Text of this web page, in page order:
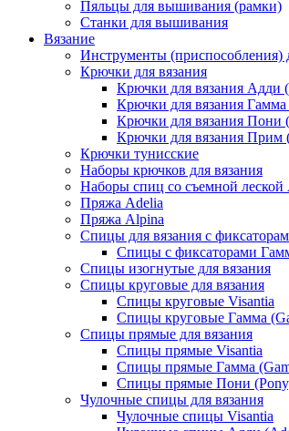
Пяльцы для вышивания (рамки)
Станки для вышивания
Вязание
Инструменты (приспособления)
Крючки для вязания
Крючки для вязания Адди
Крючки для вязания Гамма
Крючки для вязания Пони
Крючки для вязания Прим
Крючки тунисские
Наборы крючков для вязания
Наборы спиц со съемной
Пряжа Adelia
Пряжа Alpina
Спицы для вязания с
Спицы с фиксаторами
Спицы изогнутые для вязания
Спицы круговые для вязания
Спицы круговые Visantia
Спицы круговые Гамма
Спицы прямые для вязания
Спицы прямые Visantia
Спицы прямые Гамма
Спицы прямые Пони
Чулочные спицы для вязания
Чулочные спицы Visantia